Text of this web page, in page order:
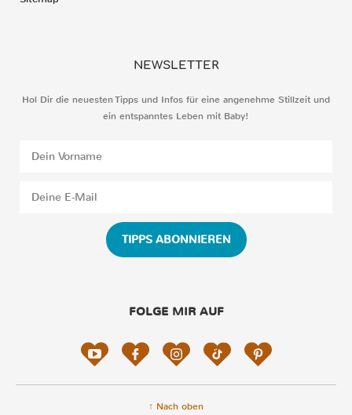
NEWSLETTER
Hol Dir die neuesten Tipps und Infos für eine angenehme Stillzeit und
ein entspanntes Leben mit Baby!
TIPPS ABONNIEREN
FOLGE MIR AUF
↑ Nach oben